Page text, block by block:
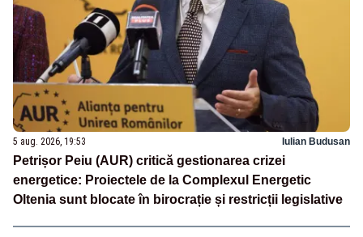
5 aug. 2026, 19:53 Iulian Budusan
Petrișor Peiu (AUR) critică gestionarea crizei
energetice: Proiectele de la Complexul Energetic
Oltenia sunt blocate în birocrație și restricții legislative